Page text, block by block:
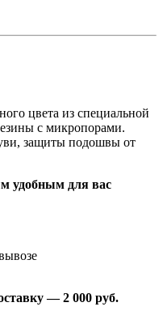
цвета из специальной
с микропорами.
защиты подошвы от
удобным для вас
— 2 000 руб.